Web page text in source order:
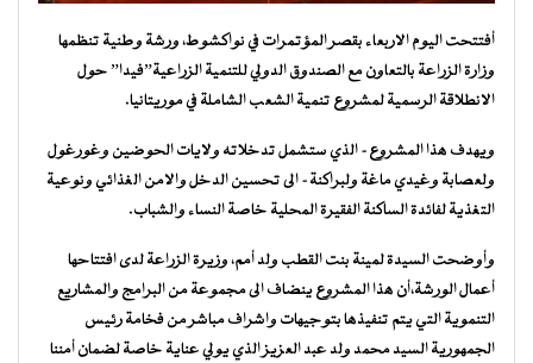
أفتتحت اليوم الاربعاء بقصر المؤتمرات في نواكشوط، ورشة وطنية تنظمها
وزارة الزراعة بالتعاون مع الصندوق الدولي للتنمية الزراعية”فيدا” حول
الانطلاقة الرسمية لمشروع تنمية الشعب الشاملة في موريتانيا.
ويهدف هذا المشروع- الذي ستشمل تدخلاته ولايات الحوضين وغورغول
ولعصابة وغيدي ماغة ولبراكنة- الى تحسين الدخل والامن الغذائي ونوعية
التغذية لفائدة الساكنة الفقيرة المحلية خاصة النساء والشباب.
وأوضحت السيدة لمينة بنت القطب ولد أمم، وزيرة الزراعة لدى افتتاحها
أعمال الورشة،أن هذا المشروع ينضاف الى مجموعة من البرامج والمشاريع
التنموية التي يتم تنفيذها بتوجيهات واشراف مباشر من فخامة رئيس
الجمهورية السيد محمد ولد عبد العزيز الذي يولي عناية خاصة لضمان أمننا